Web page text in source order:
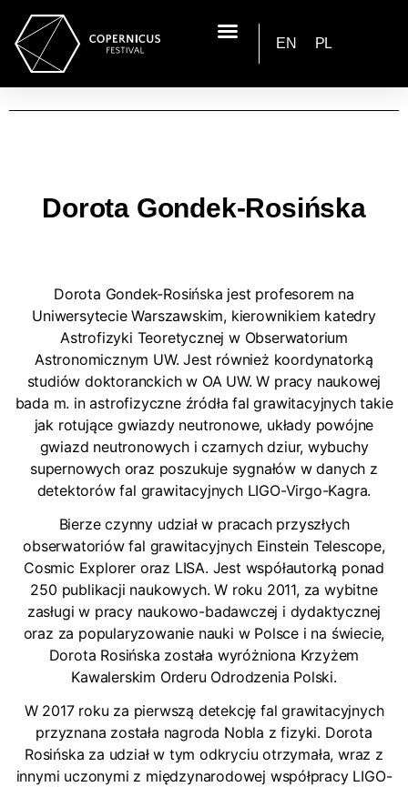
EN PL
Dorota Gondek-Rosińska
Dorota Gondek-Rosińska jest profesorem na
Uniwersytecie Warszawskim, kierownikiem katedry
Astrofizyki Teoretycznej w Obserwatorium
Astronomicznym UW. Jest również koordynatorką
studiów doktoranckich w OA UW. W pracy naukowej
bada m. in astrofizyczne źródła fal grawitacyjnych takie
jak rotujące gwiazdy neutronowe, układy powójne
gwiazd neutronowych i czarnych dziur, wybuchy
supernowych oraz poszukuje sygnałów w danych z
detektorów fal grawitacyjnych LIGO-Virgo-Kagra.
Bierze czynny udział w pracach przyszłych
obserwatoriów fal grawitacyjnych Einstein Telescope,
Cosmic Explorer oraz LISA. Jest współautorką ponad
250 publikacji naukowych. W roku 2011, za wybitne
zasługi w pracy naukowo-badawczej i dydaktycznej
oraz za popularyzowanie nauki w Polsce i na świecie,
Dorota Rosińska została wyróżniona Krzyżem
Kawalerskim Orderu Odrodzenia Polski.
W 2017 roku za pierwszą detekcję fal grawitacyjnych
przyznana została nagroda Nobla z fizyki. Dorota
Rosińska za udział w tym odkryciu otrzymała, wraz z
innymi uczonymi z międzynarodowej współpracy LIGO-